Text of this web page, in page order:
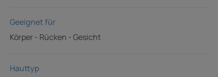
Geeignet für
Körper - Rücken - Gesicht
Hauttyp